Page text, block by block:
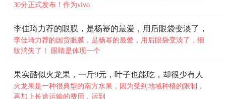
30分正式发布！作为vivo
李佳琦力荐的眼膜，是杨幂的最爱，用后眼袋变淡了，
细
李佳琦力荐的国货眼膜，是杨幂的最爱，用后眼袋变淡了，细
纹消失了！ 眼睛是体现一个
果实酷似火龙果，一斤9元，叶子也能吃，却很少有人
种
火龙果是一种很典型的南方水果，因为受到地域种植的限制，
再加上长途运输的费用，运到